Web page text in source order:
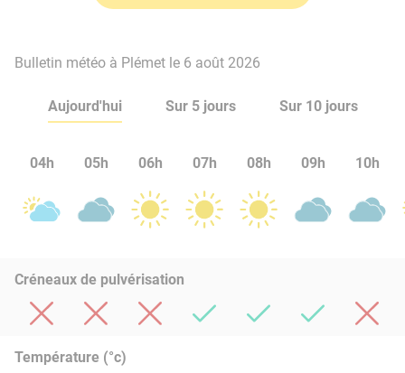
Bulletin météo à Plémet le 6 août 2026
Aujourd'hui Sur 5 jours Sur 10 jours
04h 05h 06h 07h 08h 09h 10h
Créneaux de pulvérisation
Température (°c)